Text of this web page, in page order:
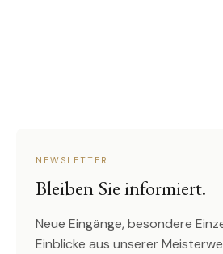
NEWSLETTER
Bleiben Sie informiert.
Neue Eingänge, besondere
Einblicke aus unserer